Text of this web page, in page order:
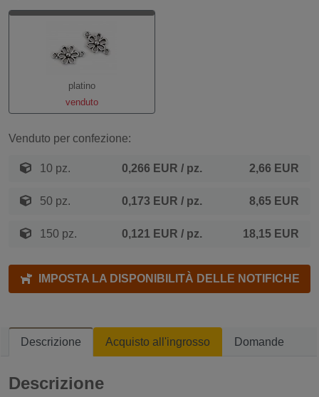
platino
venduto
Venduto per confezione:
10 pz. 0,266 EUR / pz. 2,66 EUR
50 pz. 0,173 EUR / pz. 8,65 EUR
150 pz. 0,121 EUR / pz. 18,15 EUR
IMPOSTA LA DISPONIBILITÀ DELLE NOTIFICHE
Descrizione Acquisto all'ingrosso Domande
Descrizione